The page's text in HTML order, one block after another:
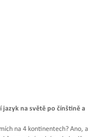
jazyk na světě po čínštině a
na 4 kontinentech? Ano, a